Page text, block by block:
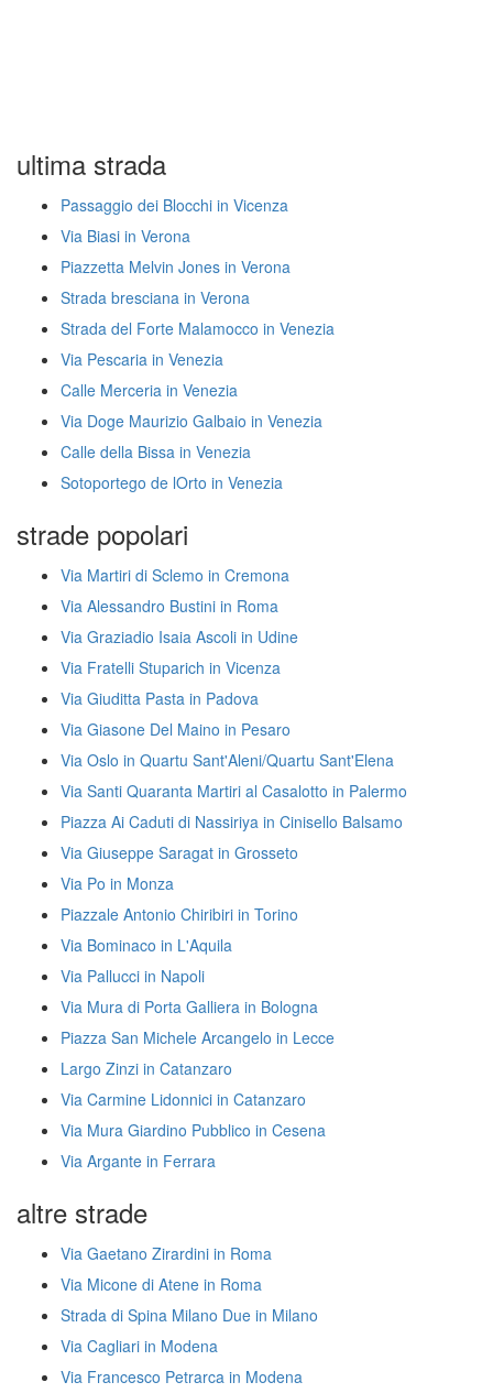
ultima strada
Passaggio dei Blocchi in Vicenza
Via Biasi in Verona
Piazzetta Melvin Jones in Verona
Strada bresciana in Verona
Strada del Forte Malamocco in Venezia
Via Pescaria in Venezia
Calle Merceria in Venezia
Via Doge Maurizio Galbaio in Venezia
Calle della Bissa in Venezia
Sotoportego de lOrto in Venezia
strade popolari
Via Martiri di Sclemo in Cremona
Via Alessandro Bustini in Roma
Via Graziadio Isaia Ascoli in Udine
Via Fratelli Stuparich in Vicenza
Via Giuditta Pasta in Padova
Via Giasone Del Maino in Pesaro
Via Oslo in Quartu Sant'Aleni/Quartu Sant'Elena
Via Santi Quaranta Martiri al Casalotto in Palermo
Piazza Ai Caduti di Nassiriya in Cinisello Balsamo
Via Giuseppe Saragat in Grosseto
Via Po in Monza
Piazzale Antonio Chiribiri in Torino
Via Bominaco in L'Aquila
Via Pallucci in Napoli
Via Mura di Porta Galliera in Bologna
Piazza San Michele Arcangelo in Lecce
Largo Zinzi in Catanzaro
Via Carmine Lidonnici in Catanzaro
Via Mura Giardino Pubblico in Cesena
Via Argante in Ferrara
altre strade
Via Gaetano Zirardini in Roma
Via Micone di Atene in Roma
Strada di Spina Milano Due in Milano
Via Cagliari in Modena
Via Francesco Petrarca in Modena